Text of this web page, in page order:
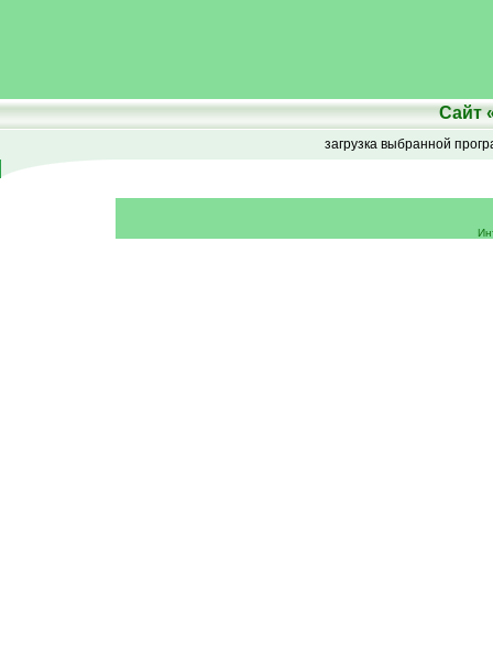
Сайт
загрузка выбранной